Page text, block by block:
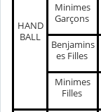
HAND
BALL
Minimes
Garçons
Benjamins
es Filles
Minimes
Filles